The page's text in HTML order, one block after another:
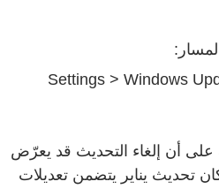
Settings > Windows
أن إلغاء التحديث قد يعرّض
تحديث يناير يتضمن تعديلات